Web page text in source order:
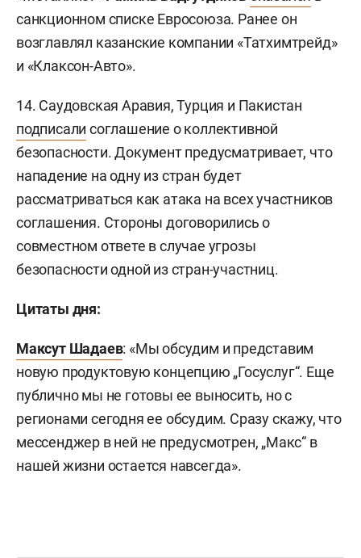
санкционном списке Евросоюза. Ранее он
возглавлял казанские компании «Татхимтрейд»
и «Клаксон-Авто».
14. Саудовская Аравия, Турция и Пакистан
подписали соглашение о коллективной
безопасности. Документ предусматривает, что
нападение на одну из стран будет
рассматриваться как атака на всех участников
соглашения. Стороны договорились о
совместном ответе в случае угрозы
безопасности одной из стран-участниц.
Цитаты дня:
Максут Шадаев: «Мы обсудим и представим
новую продуктовую концепцию „Госуслуг“. Еще
публично мы не готовы ее выносить, но с
регионами сегодня ее обсудим. Сразу скажу, что
мессенджер в ней не предусмотрен, „Макс“ в
нашей жизни остается навсегда».